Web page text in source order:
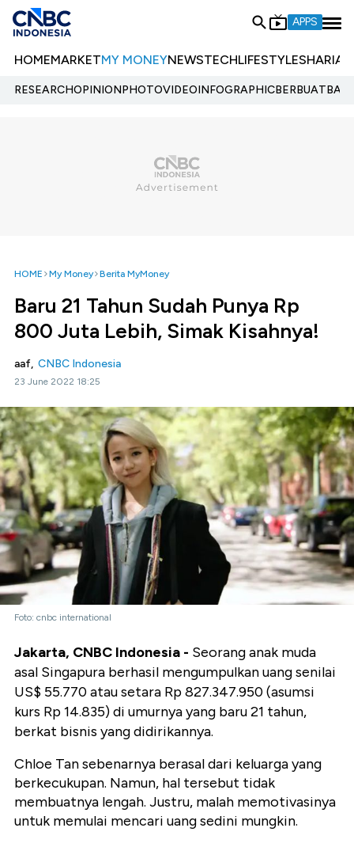
APPS
HOMEMARKETMY MONEYNEWSTECHLIFESTYLESHARIA
RESEARCHOPINIONPHOTOVIDEOINFOGRAPHIC
HOME My Money Berita MyMoney
Baru 21 Tahun Sudah Punya Rp
800 Juta Lebih, Simak Kisahnya!
aaf, CNBC Indonesia
23 June 2022 18:25
Foto: cnbc international
Jakarta, CNBC Indonesia - Seorang anak muda
asal Singapura berhasil mengumpulkan uang senilai
US$ 55.770 atau setara Rp 827.347.950 (asumsi
kurs Rp 14.835) di umurnya yang baru 21 tahun,
berkat bisnis yang didirikannya.
Chloe Tan sebenarnya berasal dari keluarga yang
berkecukupan. Namun, hal tersebut tidak
membuatnya lengah. Justru, malah memotivasinya
untuk memulai mencari uang sedini mungkin.